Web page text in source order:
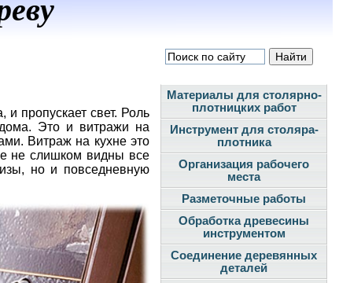
пропускает свет. Роль
дома. Это и витражи на
Витраж на кухне это
не слишком видны все
но и повседневную
Материалы для столярно-
плотницких работ
Инструмент для столяра-
плотника
Организация рабочего
места
Разметочные работы
Обработка древесины
инструментом
Соединение деревянных
деталей